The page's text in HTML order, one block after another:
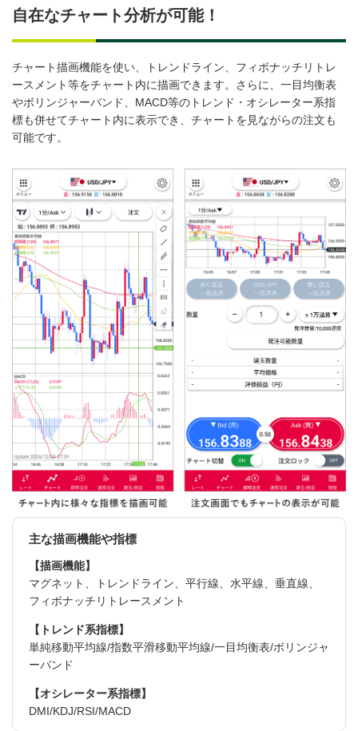
自在なチャート分析が可能！
チャート描画機能を使い、トレンドライン、フィボナッチリトレ
ースメント等をチャート内に描画できます。さらに、一目均衡表
やボリンジャーバンド、MACD等のトレンド・オシレーター系指
標も併せてチャート内に表示でき、チャートを見ながらの注文も
可能です。
主な描画機能や指標
【描画機能】
マグネット、トレンドライン、平行線、水平線、垂直線、
フィボナッチリトレースメント
【トレンド系指標】
単純移動平均線/指数平滑移動平均線/一目均衡表/ボリンジャ
ーバンド
【オシレーター系指標】
DMI/KDJ/RSI/MACD